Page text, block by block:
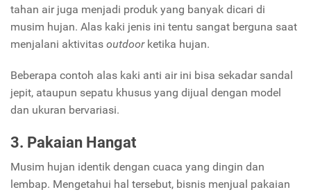
tahan air juga menjadi produk yang banyak dicari di
musim hujan. Alas kaki jenis ini tentu sangat berguna saat
menjalani aktivitas outdoorketika hujan.
Beberapa contoh alas kaki anti air ini bisa sekadar sandal
jepit, ataupun sepatu khusus yang dijual dengan model
dan ukuran bervariasi.
3. Pakaian Hangat
Musim hujan identik dengan cuaca yang dingin dan
lembap. Mengetahui hal tersebut, bisnis menjual pakaian